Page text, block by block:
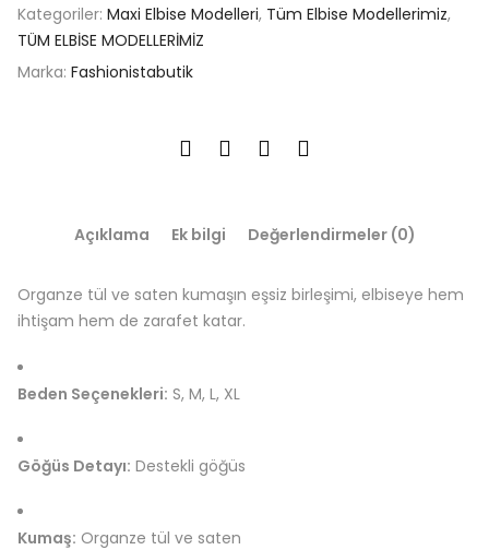
Kategoriler: Maxi Elbise Modelleri, Tüm Elbise Modellerimiz,
TÜM ELBİSE MODELLERİMİZ
Marka: Fashionistabutik
Açıklama Ek bilgi Değerlendirmeler (0)
Organze tül ve saten kumaşın eşsiz birleşimi, elbiseye hem
ihtişam hem de zarafet katar.
Beden Seçenekleri: S, M, L, XL
Göğüs Detayı: Destekli göğüs
Kumaş: Organze tül ve saten